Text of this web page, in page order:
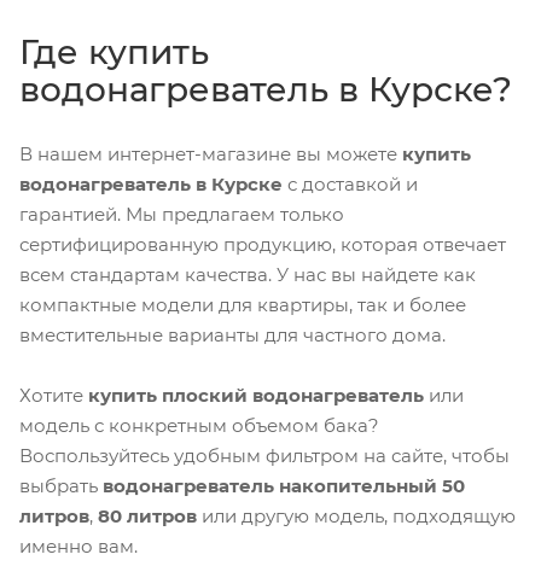
Где купить
водонагреватель в Курске?
В нашем интернет-магазине вы можете купить
водонагреватель в Курске с доставкой и
гарантией. Мы предлагаем только
сертифицированную продукцию, которая отвечает
всем стандартам качества. У нас вы найдете как
компактные модели для квартиры, так и более
вместительные варианты для частного дома.
Хотите купить плоский водонагреватель или
модель с конкретным объемом бака?
Воспользуйтесь удобным фильтром на сайте, чтобы
выбрать водонагреватель накопительный 50
литров, 80 литров или другую модель, подходящую
именно вам.